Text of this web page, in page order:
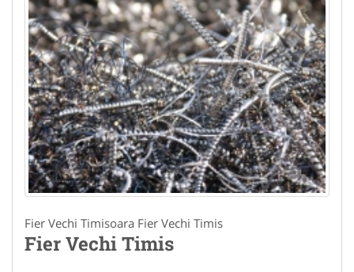
Fier Vechi Timisoara Fier Vechi Timis
Fier Vechi Timis